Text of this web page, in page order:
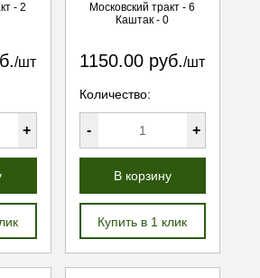
- 2
/шт
+
Московский тракт - 6
Каштак - 0
1150.00 руб./шт
Количество:
- +
В корзину
Купить в 1 клик